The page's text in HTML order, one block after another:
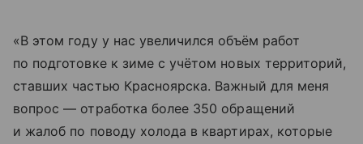
«В этом году у нас увеличился объём работ
по подготовке к зиме с учётом новых территорий,
ставших частью Красноярска. Важный для меня
вопрос — отработка более 350 обращений
и жалоб по поводу холода в квартирах, которые